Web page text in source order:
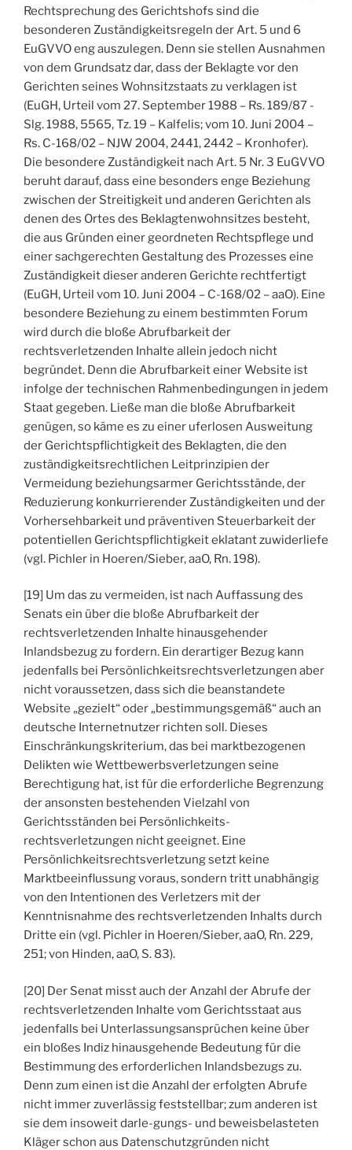
Rechtsprechung des Gerichtshofs sind die
besonderen Zuständigkeitsregeln der Art. 5 und 6
EuGVVO eng auszulegen. Denn sie stellen Ausnahmen
von dem Grundsatz dar, dass der Beklagte vor den
Gerichten seines Wohnsitzstaats zu verklagen ist
(EuGH, Urteil vom 27. September 1988 – Rs. 189/87 -
Slg. 1988, 5565, Tz. 19 – Kalfelis; vom 10. Juni 2004 –
Rs. C-168/02 – NJW 2004, 2441, 2442 – Kronhofer).
Die besondere Zuständigkeit nach Art. 5 Nr. 3 EuGVVO
beruht darauf, dass eine besonders enge Beziehung
zwischen der Streitigkeit und anderen Gerichten als
denen des Ortes des Beklagtenwohnsitzes besteht,
die aus Gründen einer geordneten Rechtspflege und
einer sachgerechten Gestaltung des Prozesses eine
Zuständigkeit dieser anderen Gerichte rechtfertigt
(EuGH, Urteil vom 10. Juni 2004 – C-168/02 – aaO). Eine
besondere Beziehung zu einem bestimmten Forum
wird durch die bloße Abrufbarkeit der
rechtsverletzenden Inhalte allein jedoch nicht
begründet. Denn die Abrufbarkeit einer Website ist
infolge der technischen Rahmenbedingungen in jedem
Staat gegeben. Ließe man die bloße Abrufbarkeit
genügen, so käme es zu einer uferlosen Ausweitung
der Gerichtspflichtigkeit des Beklagten, die den
zuständigkeitsrechtlichen Leitprinzipien der
Vermeidung beziehungsarmer Gerichtsstände, der
Reduzierung konkurrierender Zuständigkeiten und der
Vorhersehbarkeit und präventiven Steuerbarkeit der
potentiellen Gerichtspflichtigkeit eklatant zuwiderliefe
(vgl. Pichler in Hoeren/Sieber, aaO, Rn. 198).
[19] Um das zu vermeiden, ist nach Auffassung des
Senats ein über die bloße Abrufbarkeit der
rechtsverletzenden Inhalte hinausgehender
Inlandsbezug zu fordern. Ein derartiger Bezug kann
jedenfalls bei Persönlichkeitsrechtsverletzungen aber
nicht voraussetzen, dass sich die beanstandete
Website „gezielt“ oder „bestimmungsgemäß“ auch an
deutsche Internetnutzer richten soll. Dieses
Einschränkungskriterium, das bei marktbezogenen
Delikten wie Wettbewerbsverletzungen seine
Berechtigung hat, ist für die erforderliche Begrenzung
der ansonsten bestehenden Vielzahl von
Gerichtsständen bei Persönlichkeits-
rechtsverletzungen nicht geeignet. Eine
Persönlichkeitsrechtsverletzung setzt keine
Marktbeeinflussung voraus, sondern tritt unabhängig
von den Intentionen des Verletzers mit der
Kenntnisnahme des rechtsverletzenden Inhalts durch
Dritte ein (vgl. Pichler in Hoeren/Sieber, aaO, Rn. 229,
251; von Hinden, aaO, S. 83).
[20] Der Senat misst auch der Anzahl der Abrufe der
rechtsverletzenden Inhalte vom Gerichtsstaat aus
jedenfalls bei Unterlassungsansprüchen keine über
ein bloßes Indiz hinausgehende Bedeutung für die
Bestimmung des erforderlichen Inlandsbezugs zu.
Denn zum einen ist die Anzahl der erfolgten Abrufe
nicht immer zuverlässig feststellbar; zum anderen ist
sie dem insoweit darle-gungs- und beweisbelasteten
Kläger schon aus Datenschutzgründen nicht